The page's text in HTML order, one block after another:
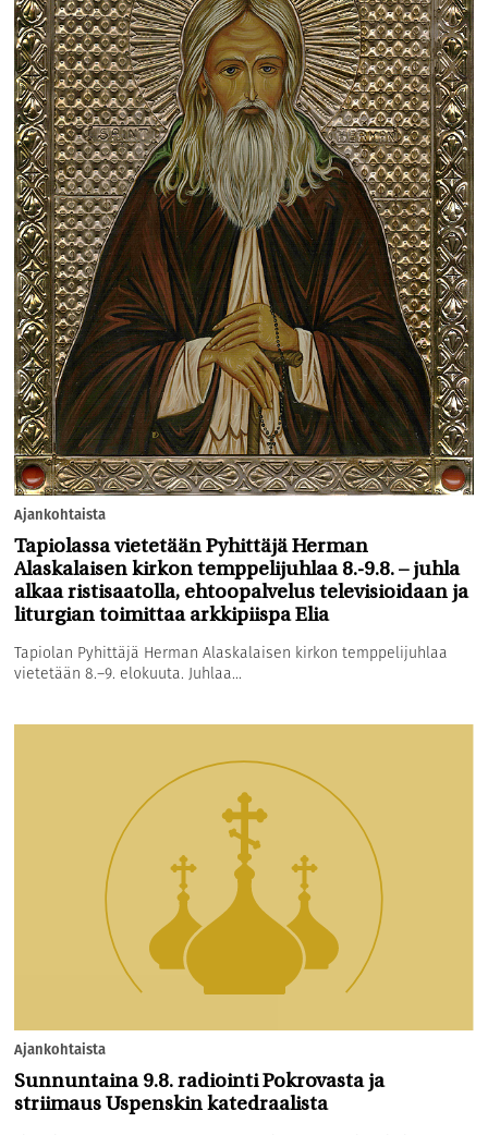
Ajankohtaista
Tapiolassa vietetään Pyhittäjä Herman
Alaskalaisen kirkon temppelijuhlaa 8.-9.8. – juhla
alkaa ristisaatolla, ehtoopalvelus televisioidaan ja
liturgian toimittaa arkkipiispa Elia
Tapiolan Pyhittäjä Herman Alaskalaisen kirkon temppelijuhlaa
vietetään 8.–9. elokuuta. Juhlaa...
Ajankohtaista
Sunnuntaina 9.8. radiointi Pokrovasta ja
striimaus Uspenskin katedraalista